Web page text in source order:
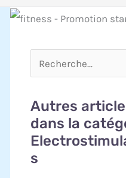
Autres
dans la
s